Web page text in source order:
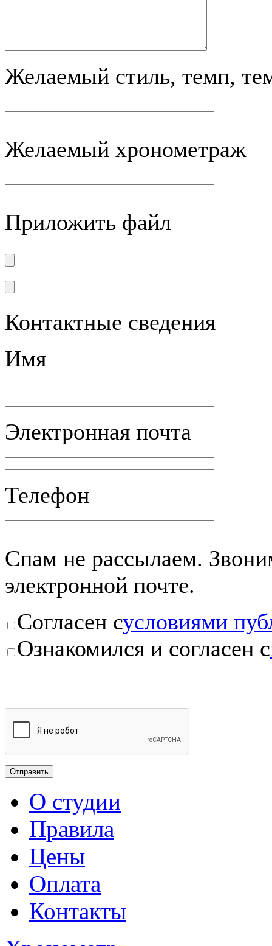
Желаемый стиль, темп,
Желаемый хронометраж
Приложить файл
Контактные сведения
Имя
Электронная почта
Телефон
Спам не рассылаем.
электронной почте.
Согласен сусловиями
Ознакомился и согласен с
О студии
Правила
Цены
Оплата
Контакты